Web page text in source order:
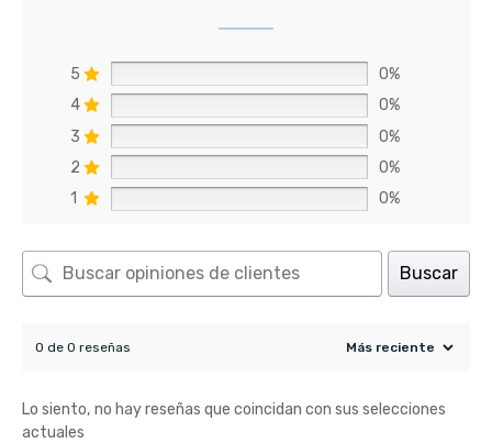
5
0%
4
0%
3
0%
2
0%
1
0%
Buscar
0 de 0 reseñas
Lo siento, no hay reseñas que coincidan con sus selecciones
actuales